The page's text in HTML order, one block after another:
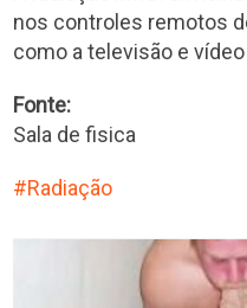
nos controles remotos
como a televisão e
Fonte:
Sala de fisica
Radiação